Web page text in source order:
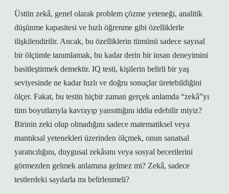
Üstün zekâ, genel olarak problem çözme yeteneği, analitik
düşünme kapasitesi ve hızlı öğrenme gibi özelliklerle
ilişkilendirilir. Ancak, bu özelliklerin tümünü sadece sayısal
bir ölçümle tanımlamak, bu kadar derin bir insan deneyimini
basitleştirmek demektir. IQ testi, kişilerin belirli bir yaş
seviyesinde ne kadar hızlı ve doğru sonuçlar üretebildiğini
ölçer. Fakat, bu testin hiçbir zaman gerçek anlamda “zekâ”yı
tüm boyutlarıyla kavrayıp yansıttığını iddia edebilir miyiz?
Birinin zeki olup olmadığını sadece matematiksel veya
mantıksal yetenekleri üzerinden ölçmek, onun sanatsal
yaratıcılığını, duygusal zekâsını veya sosyal becerilerini
görmezden gelmek anlamına gelmez mi? Zekâ, sadece
testlerdeki sayılarla mı belirlenmeli?